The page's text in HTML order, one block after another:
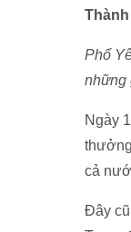
Phổ
những
Ngày
cả
Đây